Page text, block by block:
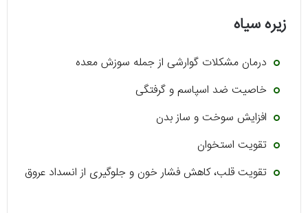
زیره سیاه
درمان مشکلات گوارشی از جمله سوزش معده
خاصیت ضد اسپاسم و گرفتگی
افزایش سوخت و ساز بدن
تقویت استخوان
تقویت قلب، کاهش فشار خون و جلوگیری از انسداد عروق